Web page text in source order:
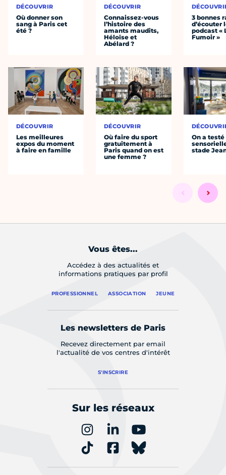
DÉCOUVRIR
Où donner son
sang à Paris cet
été ?
DÉCOUVRIR
Les meilleures
expos du moment
à faire en famille
DÉCOUVRIR
Connaissez-vous
l’histoire des
amants maudits,
Héloïse et
Abélard ?
DÉCOUVRIR
Où faire du sport
gratuitement à
Paris quand on est
une femme ?
3 bonnes
d’écouter
podcast «
Fumoir »
On a
stade
Vous êtes...
Accédez à des actualités et
informations pratiques par profil
PROFESSIONNEL ASSOCIATION JEUNE
Les newsletters de Paris
Recevez directement par email
l'actualité de vos centres d'intérêt
S'INSCRIRE
Sur les réseaux